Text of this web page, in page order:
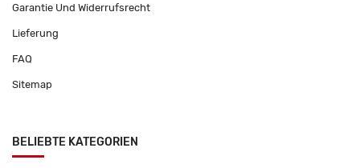
Garantie Und Widerrufsrecht
Lieferung
FAQ
Sitemap
BELIEBTE KATEGORIEN